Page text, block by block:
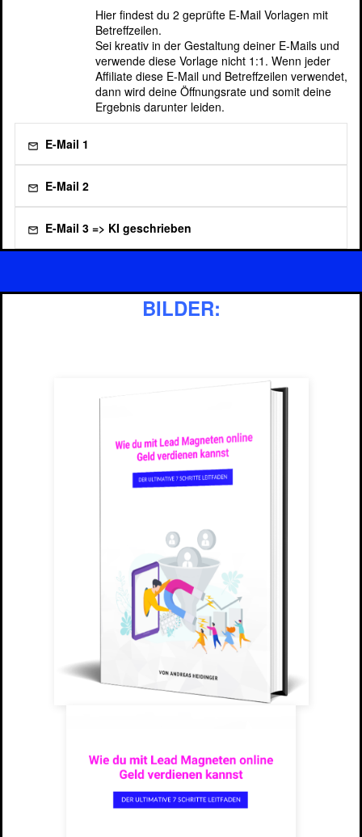
Hier findest du 2 geprüfte E-Mail Vorlagen mit
Betreffzeilen.
Sei kreativ in der Gestaltung deiner E-Mails und
verwende diese Vorlage nicht 1:1. Wenn jeder
Affiliate diese E-Mail und Betreffzeilen verwendet,
dann wird deine Öffnungsrate und somit deine
Ergebnis darunter leiden.
E-Mail 1
E-Mail 2
E-Mail 3 => KI geschrieben
Klicke hier und lasse einfach die KI für Dich
BILDER: